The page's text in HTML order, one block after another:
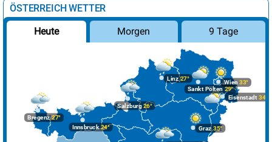
ÖSTERREICH WETTER
Heute Morgen 9 Tage
Bregenz27°
Graz35°
Innsbruck24°
Linz27°
Salzburg26°
Wien 33°
Eisenstadt 34°
Sankt Pölten29°